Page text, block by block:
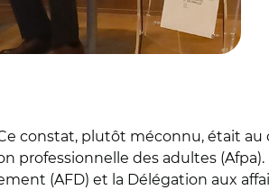
constat, plutôt méconnu, était
professionnelle des adultes
(AFD) et la Délégation aux